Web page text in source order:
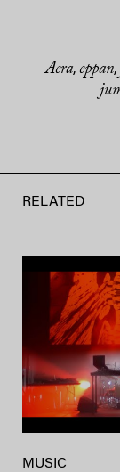
Aera, eppan,
RELATED
MUSIC